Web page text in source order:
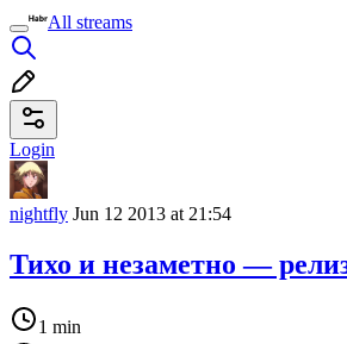
All streams
Login
nightfly Jun 12 2013 at 21:54
Тихо и незаметно —
1 min